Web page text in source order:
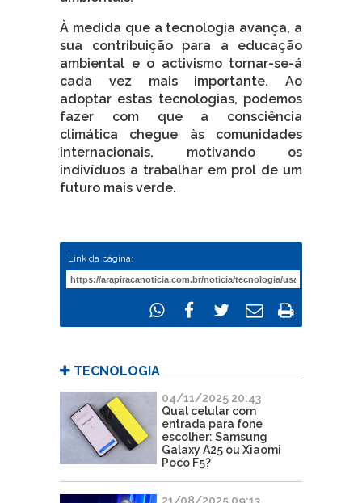
À medida que a tecnologia avança, a
sua contribuição para a educação
ambiental e o activismo tornar-se-á
cada vez mais importante. Ao
adoptar estas tecnologias, podemos
fazer com que a consciência
climática chegue às comunidades
internacionais, motivando os
indivíduos a trabalhar em prol de um
futuro mais verde.
Link da página:
TECNOLOGIA
04/11/2025 20:43
Qual celular com
entrada para fone
escolher: Samsung
Galaxy A25 ou Xiaomi
Poco F5?
21/08/2025 09:13